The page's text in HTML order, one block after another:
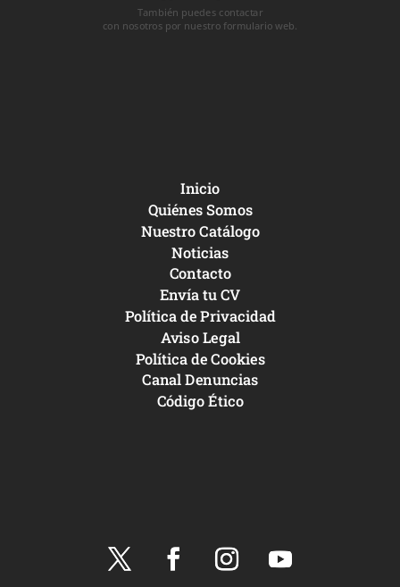
También puedes contactar
con nosotros por nuestro formulario web.
Inicio
Quiénes Somos
Nuestro Catálogo
Noticias
Contacto
Envía tu CV
Política de Privacidad
Aviso Legal
Política de Cookies
Canal Denuncias
Código Ético